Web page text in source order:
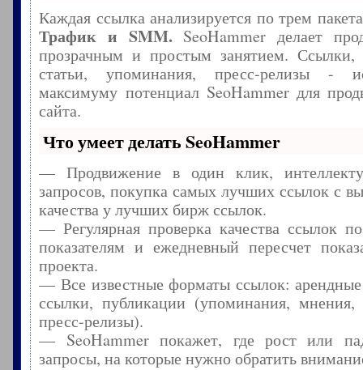
Каждая ссылка анализируется по трем
Трафик и SMM.SeoHammer делает
прозрачным и простым занятием. Ссылки,
статьи, упоминания, пресс-релизы -
максимуму потенциал SeoHammer для
сайта.
Что умеет делать SeoHammer
— Продвижение в один клик,
запросов, покупка самых лучших ссылок с
качества у лучших бирж ссылок.
— Регулярная проверка качества ссылок
показателям и ежедневный пересчет
проекта.
— Все известные форматы ссылок:
ссылки, публикации (упоминания, мнения,
пресс-релизы).
— SeoHammer покажет, где рост или
запросы, на которые нужно обратить